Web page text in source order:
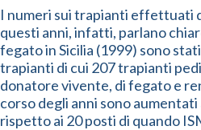
I numeri sui trapianti effettuati
questi anni, infatti, parlano
fegato in Sicilia (1999) sono
trapianti di cui 207 trapianti
donatore vivente, di fegato e
corso degli anni sono
rispetto ai 20 posti di quando